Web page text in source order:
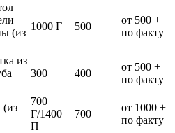
(из
1000 Г 500
от 500 +
по факту
из
300 400
от 500 +
по факту
(из
700
Г/1400
П
700
от 1000 +
по факту